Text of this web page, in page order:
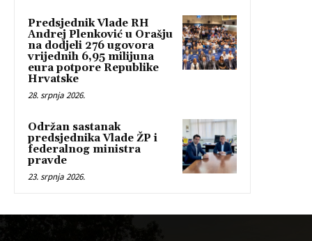
Predsjednik Vlade RH
Andrej Plenković u Orašju
na dodjeli 276 ugovora
vrijednih 6,95 milijuna
eura potpore Republike
Hrvatske
28. srpnja 2026.
Održan sastanak
predsjednika Vlade ŽP i
federalnog ministra
pravde
23. srpnja 2026.